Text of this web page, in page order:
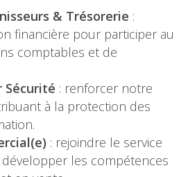
& Trésorerie :
financière pour participer au
comptables et de
Sécurité : renforcer notre
à la protection des
: rejoindre le service
les compétences